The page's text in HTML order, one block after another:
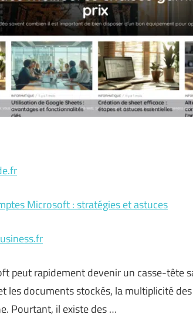
Microsoft : stratégies et astuces
peut rapidement devenir un casse-tête
les documents stockés, la multiplicité
Pourtant, il existe des …